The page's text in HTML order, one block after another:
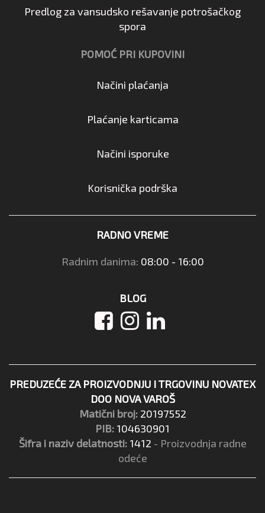
Predlog za vansudsko rešavanje potrošačkog
spora
POMOĆ PRI KUPOVINI
Načini plaćanja
Plaćanje karticama
Načini isporuke
Korisnička podrška
RADNO VREME
Radnim danima: 08:00 - 16:00
BLOG
PREDUZEĆE ZA PROIZVODNJU I TRGOVINU NOVATEX
DOO NOVA VAROŠ
Matični broj: 20197552
PIB: 104630901
Šifra i naziv delatnosti: 1412 - Proizvodnja radne
odeće